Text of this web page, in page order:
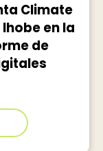
Climate
en la
de